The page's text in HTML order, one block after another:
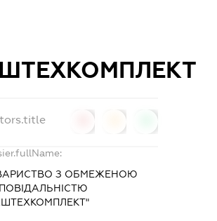
З ОБМЕЖЕНОЮ